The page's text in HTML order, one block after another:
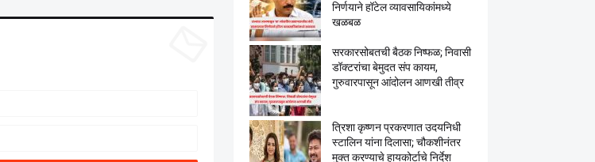
निर्णयाने हॉटेल व्यावसायिकांमध्ये
खळबळ
सरकारसोबतची बैठक निष्फळ; निवासी
डॉक्टरांचा बेमुदत संप कायम,
गुरुवारपासून आंदोलन आणखी तीव्र
त्रिशा कृष्णन प्रकरणात उदयनिधी
स्टालिन यांना दिलासा; चौकशीनंतर
मुक्त करण्याचे हायकोर्टाचे निर्देश